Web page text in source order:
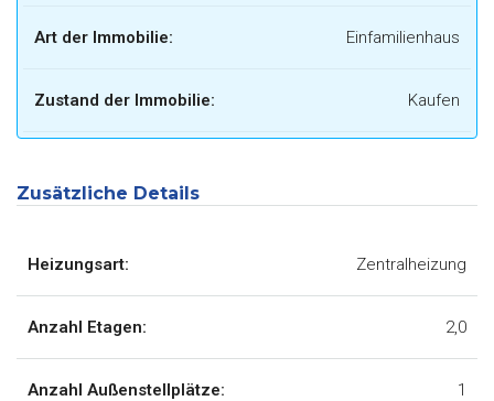
Art der Immobilie: Einfamilienhaus
Zustand der Immobilie: Kaufen
Zusätzliche Details
Heizungsart: Zentralheizung
Anzahl Etagen: 2,0
Anzahl Außenstellplätze: 1